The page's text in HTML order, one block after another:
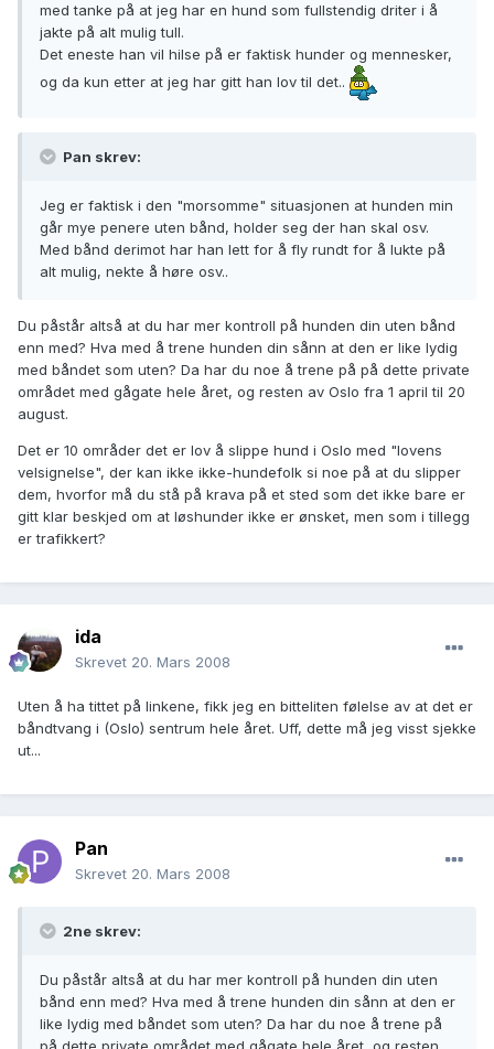
med tanke på at jeg har en hund som fullstendig driter i å
jakte på alt mulig tull.
Det eneste han vil hilse på er faktisk hunder og mennesker,
og da kun etter at jeg har gitt han lov til det..
Pan skrev:
Jeg er faktisk i den "morsomme" situasjonen at hunden min
går mye penere uten bånd, holder seg der han skal osv.
Med bånd derimot har han lett for å fly rundt for å lukte på
alt mulig, nekte å høre osv..
Du påstår altså at du har mer kontroll på hunden din uten bånd
enn med? Hva med å trene hunden din sånn at den er like lydig
med båndet som uten? Da har du noe å trene på på dette private
området med gågate hele året, og resten av Oslo fra 1 april til 20
august.
Det er 10 områder det er lov å slippe hund i Oslo med "lovens
velsignelse", der kan ikke ikke-hundefolk si noe på at du slipper
dem, hvorfor må du stå på krava på et sted som det ikke bare er
gitt klar beskjed om at løshunder ikke er ønsket, men som i tillegg
er trafikkert?
ida
Skrevet 20. Mars 2008
Uten å ha tittet på linkene, fikk jeg en bitteliten følelse av at det er
båndtvang i (Oslo) sentrum hele året. Uff, dette må jeg visst sjekke
ut...
Pan
Skrevet 20. Mars 2008
2ne skrev:
Du påstår altså at du har mer kontroll på hunden din uten
bånd enn med? Hva med å trene hunden din sånn at den er
like lydig med båndet som uten? Da har du noe å trene på